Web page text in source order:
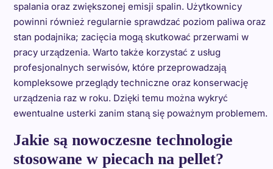
spalania oraz zwiększonej emisji spalin. Użytkownicy
powinni również regularnie sprawdzać poziom paliwa oraz
stan podajnika; zacięcia mogą skutkować przerwami w
pracy urządzenia. Warto także korzystać z usług
profesjonalnych serwisów, które przeprowadzają
kompleksowe przeglądy techniczne oraz konserwację
urządzenia raz w roku. Dzięki temu można wykryć
ewentualne usterki zanim staną się poważnym problemem.
Jakie są nowoczesne technologie
stosowane w piecach na pellet?